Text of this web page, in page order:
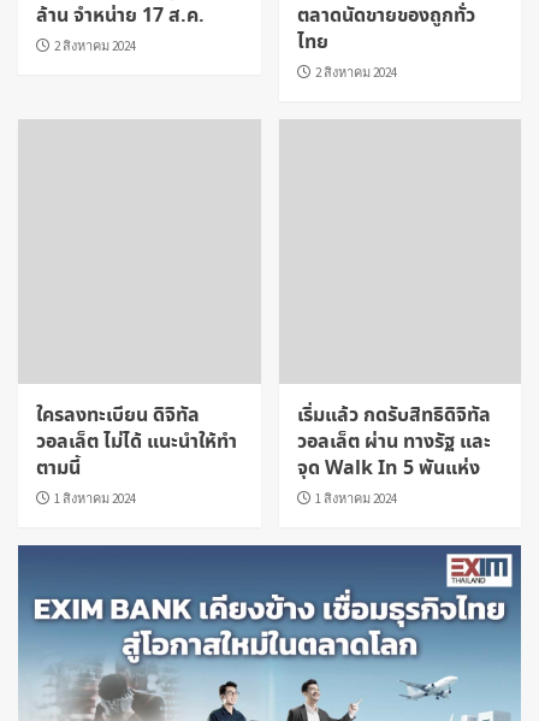
ล้าน จำหน่าย 17 ส.ค.
2 สิงหาคม 2024
ตลาดนัดขายของถูกทั่ว
ไทย
2 สิงหาคม 2024
ใครลงทะเบียน ดิจิทัล
วอลเล็ต ไม่ได้ แนะนำให้ทำ
ตามนี้
1 สิงหาคม 2024
เริ่มแล้ว กดรับสิทธิดิจิทัล
วอลเล็ต ผ่าน ทางรัฐ และ
จุด Walk In 5 พันแห่ง
1 สิงหาคม 2024